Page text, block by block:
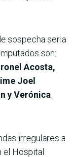
sospecha seria
son:
Acosta,
Joel
y Verónica
irregulares a
el Hospital